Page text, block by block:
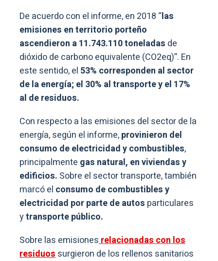
De acuerdo con el informe, en 2018 “las
emisiones en territorio porteño
ascendieron a 11.743.110 toneladas de
dióxido de carbono equivalente (CO2eq)”. En
este sentido, el 53% corresponden al sector
de la energía; el 30% al transporte y el 17%
al de residuos.
Con respecto a las emisiones del sector de la
energía, según el informe,provinieron del
consumo de electricidad y combustibles,
principalmente gas natural, en viviendas y
edificios. Sobre el sector transporte, también
marcó el consumo de combustibles y
electricidad por parte de autos particulares
ytransporte público.
Sobre las emisionesrelacionadas con los
residuossurgieron de los rellenos sanitarios